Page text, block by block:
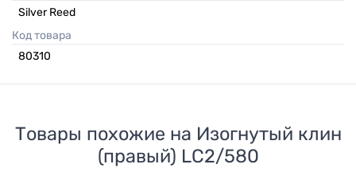
Silver Reed
Код товара
80310
Товары похожие на Изогнутый клин
(правый) LC2/580